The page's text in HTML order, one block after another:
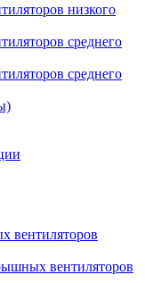
низкого
среднего
среднего
вентиляторов
вентиляторов